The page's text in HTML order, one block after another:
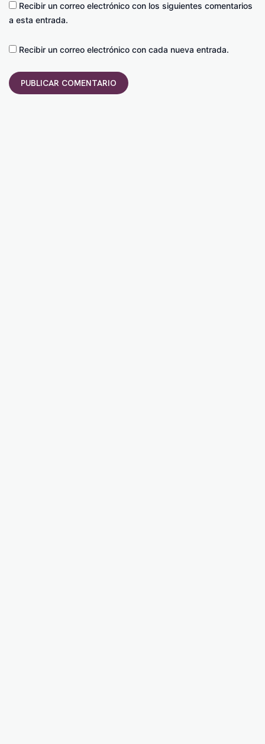
Recibir un correo electrónico con los siguientes comentarios
a esta entrada.
Recibir un correo electrónico con cada nueva entrada.